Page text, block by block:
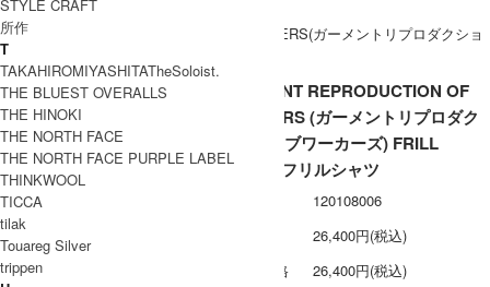
GARMENT REPRODUCTION OF
WORKERS (ガーメントリプロダク
ションオブワーカーズ) FRILL
SHIRT / フリルシャツ
120108006
26,400円(税込)
販売価格
26,400円(税込)
STYLE CRAFT
所作
T
TAKAHIROMIYASHITATheSoloist.
THE BLUEST OVERALLS
THE HINOKI
THE NORTH FACE
THE NORTH FACE PURPLE LABEL
THINKWOOL
TICCA
tilak
Touareg Silver
trippen